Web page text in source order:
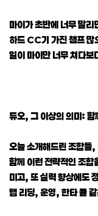
마이가 초반에 너무 말
하드 CC기 가진 챔프 많
일이 마이만 너무 쳐다보
듀오, 그 이상의 의미: 함
오늘 소개해드린 조합들
함께 이런 전략적인 조합
미고, 또 실력 향상에도
맵 리딩, 운영, 한타 콜